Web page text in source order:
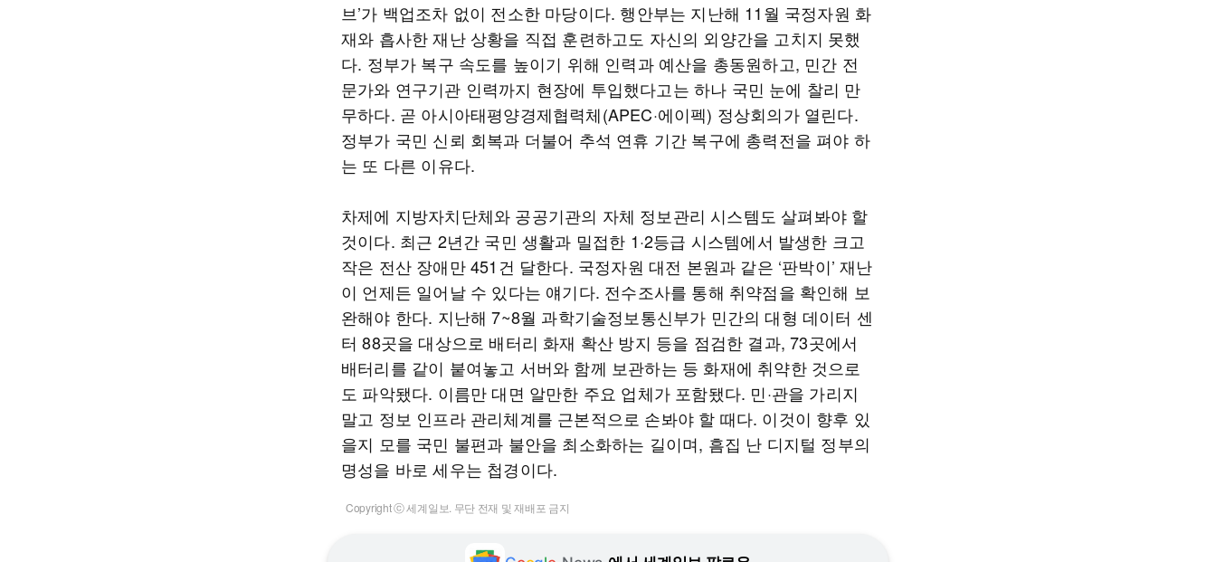
브’가 백업조차 없이 전소한 마당이다. 행안부는 지난해 11월 국정자원 화
재와 흡사한 재난 상황을 직접 훈련하고도 자신의 외양간을 고치지 못했
다. 정부가 복구 속도를 높이기 위해 인력과 예산을 총동원하고, 민간 전
문가와 연구기관 인력까지 현장에 투입했다고는 하나 국민 눈에 찰리 만
무하다. 곧 아시아태평양경제협력체(APEC·에이펙) 정상회의가 열린다.
정부가 국민 신뢰 회복과 더불어 추석 연휴 기간 복구에 총력전을 펴야 하
는 또 다른 이유다.
차제에 지방자치단체와 공공기관의 자체 정보관리 시스템도 살펴봐야 할
것이다. 최근 2년간 국민 생활과 밀접한 1·2등급 시스템에서 발생한 크고
작은 전산 장애만 451건 달한다. 국정자원 대전 본원과 같은 ‘판박이’ 재난
이 언제든 일어날 수 있다는 얘기다. 전수조사를 통해 취약점을 확인해 보
완해야 한다. 지난해 7~8월 과학기술정보통신부가 민간의 대형 데이터 센
터 88곳을 대상으로 배터리 화재 확산 방지 등을 점검한 결과, 73곳에서
배터리를 같이 붙여놓고 서버와 함께 보관하는 등 화재에 취약한 것으로
도 파악됐다. 이름만 대면 알만한 주요 업체가 포함됐다. 민·관을 가리지
말고 정보 인프라 관리체계를 근본적으로 손봐야 할 때다. 이것이 향후 있
을지 모를 국민 불편과 불안을 최소화하는 길이며, 흠집 난 디지털 정부의
명성을 바로 세우는 첩경이다.
Copyright ⓒ 세계일보. 무단 전재 및 재배포 금지